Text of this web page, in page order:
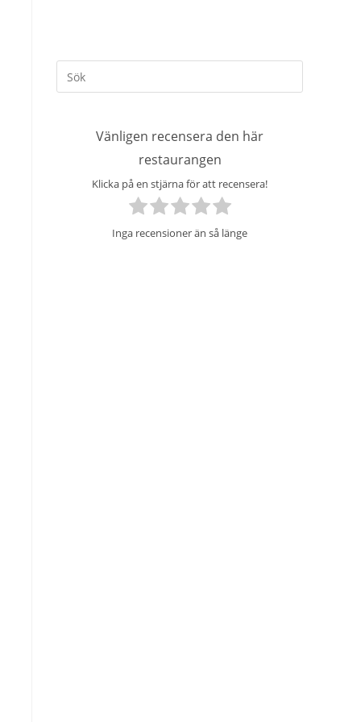
Escape
Vänligen recensera den här
restaurangen
Klicka på en stjärna för att recensera!
Inga recensioner än så länge